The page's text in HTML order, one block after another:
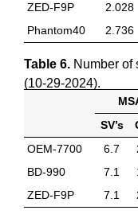
ZED-F9P
2.028
Phantom40
2.736
Table 6. Number of
(10-29-2024).
SV’s
OEM-7700
6.7
BD-990
7.1
ZED-F9P
7.1